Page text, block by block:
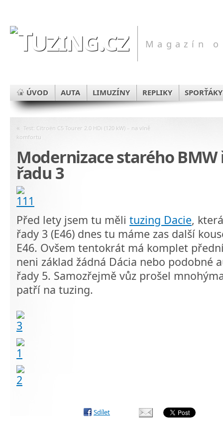
Magazín
ÚVOD AUTA LIMUZÍNY REPLIKY SPORŤÁKY
« Test: Citroën C5 Tourer 2.0 HDi (120 kW) – na vlně
komfortu
Modernizace starého
řadu 3
Před lety jsem tu měli tuzing Dacie,
řady 3 (E46) dnes tu máme zas další
E46. Ovšem tentokrát má komplet
neni základ žádná Dácia nebo podobné
řady 5. Samozřejmě vůz prošel
patří na tuzing.
Sdílet